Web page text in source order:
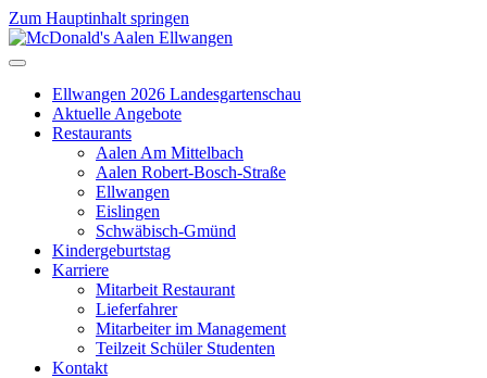
Zum Hauptinhalt springen
Ellwangen 2026 Landesgartenschau
Aktuelle Angebote
Restaurants
Aalen Am Mittelbach
Aalen Robert-Bosch-Straße
Ellwangen
Eislingen
Schwäbisch-Gmünd
Kindergeburtstag
Karriere
Mitarbeit Restaurant
Lieferfahrer
Mitarbeiter im Management
Teilzeit Schüler Studenten
Kontakt